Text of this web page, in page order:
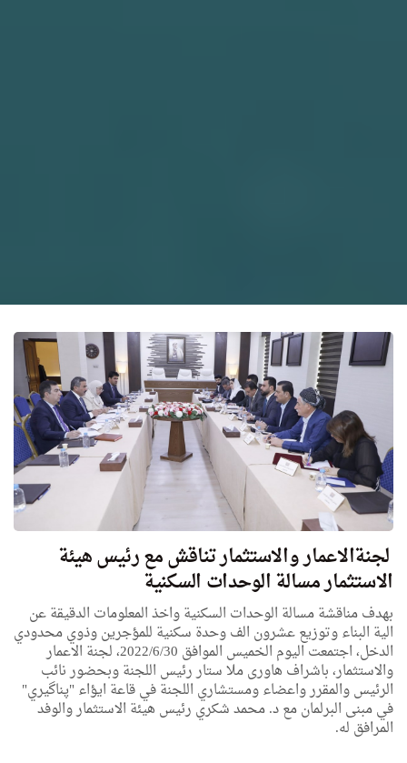
لجنةالاعمار والاستثمار تناقش مع رئيس هيئة
الاستثمار مسالة الوحدات السكنية
بهدف مناقشة مسالة الوحدات السكنية واخذ المعلومات الدقيقة عن
الية البناء وتوزيع عشرون الف وحدة سكنية للمؤجرين وذوي محدودي
الدخل، اجتمعت اليوم الخميس الموافق 2022/6/30، لجنة الاعمار
والاستثمار، باشراف هاورى ملا ستار رئيس اللجنة وبحضور نائب
الرئيس والمقرر واعضاء ومستشاري اللجنة في قاعة ايؤاء "پناگیري"
في مبنى البرلمان مع د. محمد شكري رئيس هيئة الاستثمار والوفد
المرافق له.